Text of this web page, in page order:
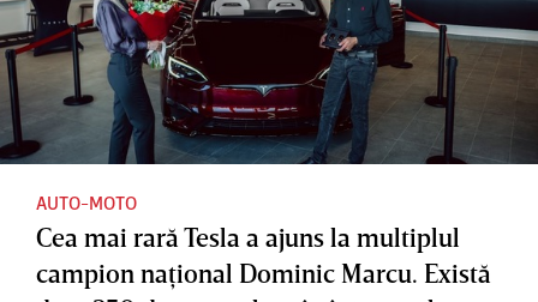
AUTO-MOTO
Cea mai rară Tesla a ajuns la multiplul
campion naţional Dominic Marcu. Există